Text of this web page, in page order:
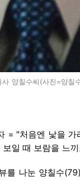
양칠수씨(사진=양
= "처음엔 낯을
일 때 보람을 느
를 나눈 양칠수